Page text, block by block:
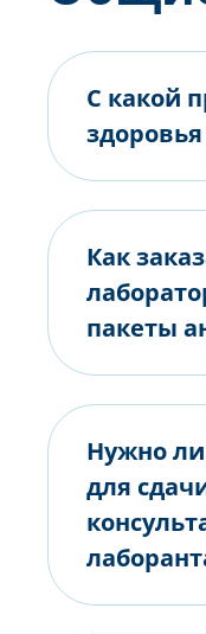
С какой
здоровья
Как
пакеты
Нужно
для